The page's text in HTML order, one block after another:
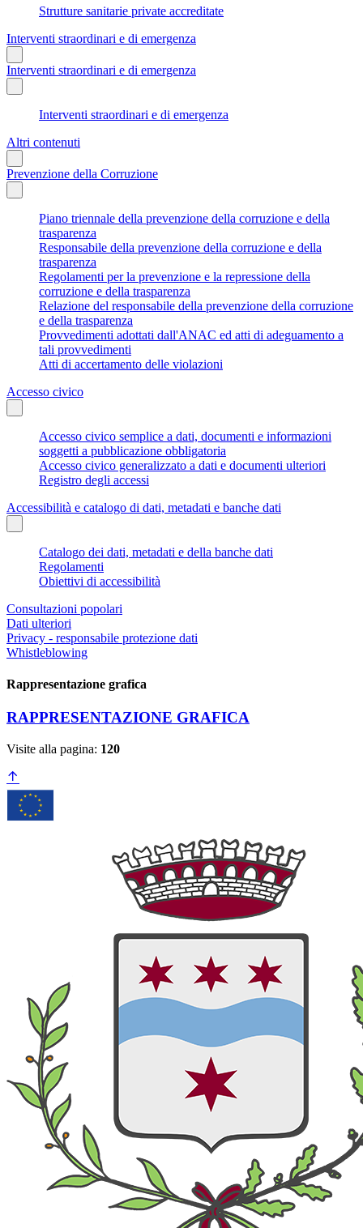
Strutture sanitarie private accreditate
Interventi straordinari e di emergenza
Interventi straordinari e di emergenza
Interventi straordinari e di emergenza
Altri contenuti
Prevenzione della Corruzione
Piano triennale della prevenzione della corruzione e della
trasparenza
Responsabile della prevenzione della corruzione e della
trasparenza
Regolamenti per la prevenzione e la repressione della
corruzione e della trasparenza
Relazione del responsabile della prevenzione della corruzione
e della trasparenza
Provvedimenti adottati dall'ANAC ed atti di adeguamento a
tali provvedimenti
Atti di accertamento delle violazioni
Accesso civico
Accesso civico semplice a dati, documenti e informazioni
soggetti a pubblicazione obbligatoria
Accesso civico generalizzato a dati e documenti ulteriori
Registro degli accessi
Accessibilità e catalogo di dati, metadati e banche dati
Catalogo dei dati, metadati e della banche dati
Regolamenti
Obiettivi di accessibilità
Consultazioni popolari
Dati ulteriori
Privacy - responsabile protezione dati
Whistleblowing
Rappresentazione grafica
RAPPRESENTAZIONE GRAFICA
Visite alla pagina: 120